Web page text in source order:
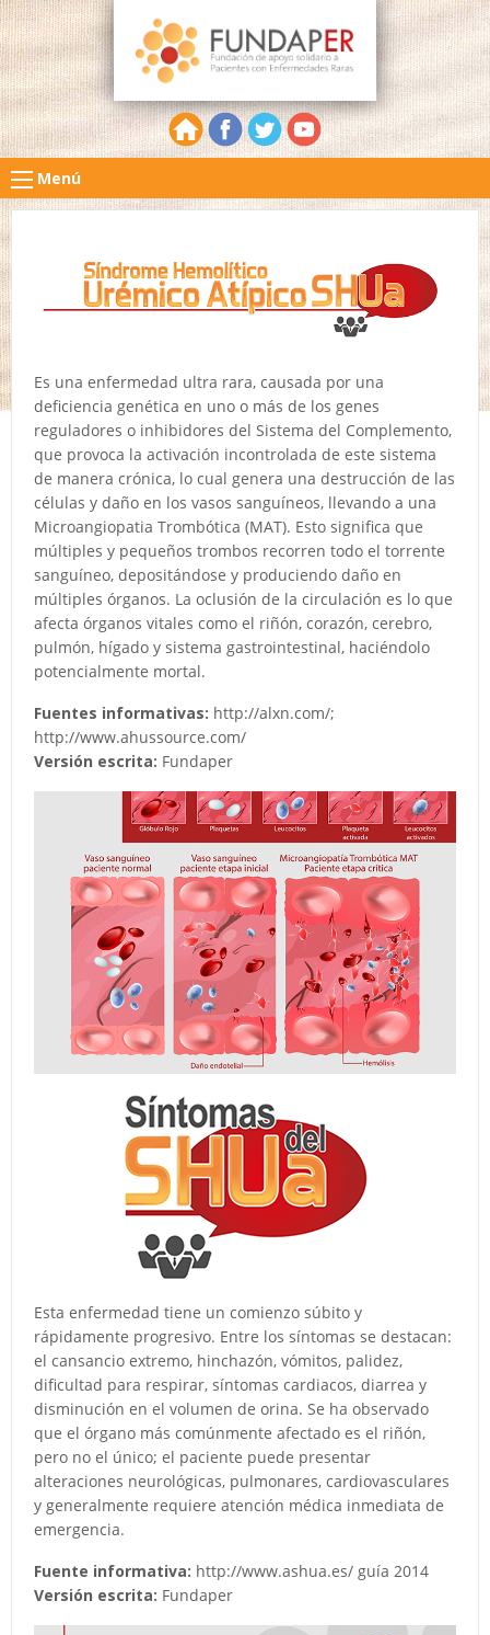
Menú
Es una enfermedad ultra rara, causada por una
deficiencia genética en uno o más de los genes
reguladores o inhibidores del Sistema del Complemento,
que provoca la activación incontrolada de este sistema
de manera crónica, lo cual genera una destrucción de las
células y daño en los vasos sanguíneos, llevando a una
Microangiopatia Trombótica (MAT). Esto significa que
múltiples y pequeños trombos recorren todo el torrente
sanguíneo, depositándose y produciendo daño en
múltiples órganos. La oclusión de la circulación es lo que
afecta órganos vitales como el riñón, corazón, cerebro,
pulmón, hígado y sistema gastrointestinal, haciéndolo
potencialmente mortal.
Fuentes informativas: http://alxn.com/;
http://www.ahussource.com/
Versión escrita: Fundaper
Esta enfermedad tiene un comienzo súbito y
rápidamente progresivo. Entre los síntomas se destacan:
el cansancio extremo, hinchazón, vómitos, palidez,
dificultad para respirar, síntomas cardiacos, diarrea y
disminución en el volumen de orina. Se ha observado
que el órgano más comúnmente afectado es el riñón,
pero no el único; el paciente puede presentar
alteraciones neurológicas, pulmonares, cardiovasculares
y generalmente requiere atención médica inmediata de
emergencia.
Fuente informativa: http://www.ashua.es/ guía 2014
Versión escrita: Fundaper